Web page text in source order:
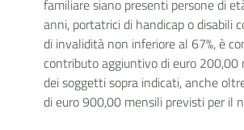
familiare siano presenti persone di
anni, portatrici di handicap o disabili
di invalidità non inferiore al 67%, è
contributo aggiuntivo di euro 200,00
dei soggetti sopra indicati, anche
di euro 900,00 mensili previsti per il